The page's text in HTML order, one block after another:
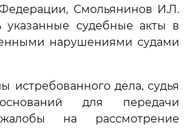
Смольянинов И.Л.
указанные судебные акты в
нарушениями судами
истребованного дела, судья
для передачи
на рассмотрение